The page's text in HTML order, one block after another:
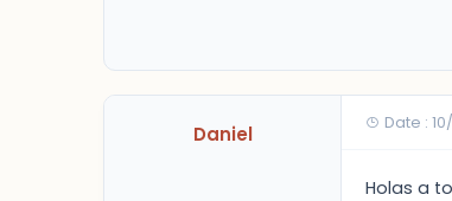
Daniel Date :
Holas a